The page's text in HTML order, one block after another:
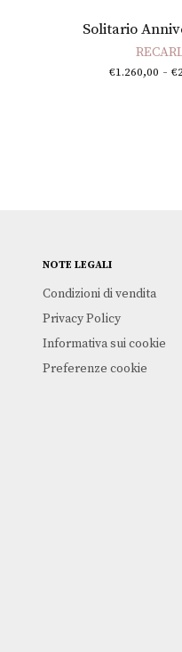
Scegli
Solitario
€1.260,00 - €
NOTE LEGALI
Condizioni di vendita
Privacy Policy
Informativa sui cookie
Preferenze cookie